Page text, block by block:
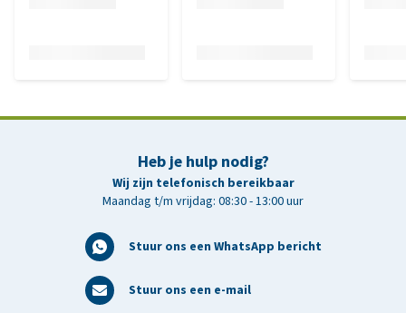
Heb je hulp nodig?
Wij zijn telefonisch bereikbaar
Maandag t/m vrijdag: 08:30 - 13:00 uur
Stuur ons een WhatsApp bericht
Stuur ons een e-mail